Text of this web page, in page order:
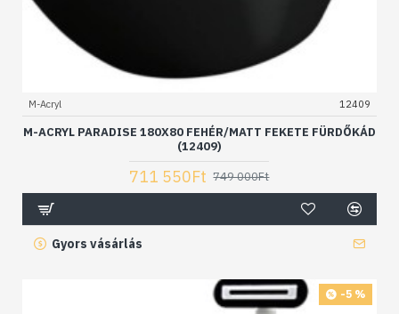
M-Acryl 12409
M-ACRYL PARADISE 180X80 FEHÉR/MATT FEKETE FÜRDŐKÁD
(12409)
711 550Ft 749 000Ft
Gyors vásárlás
-5 %